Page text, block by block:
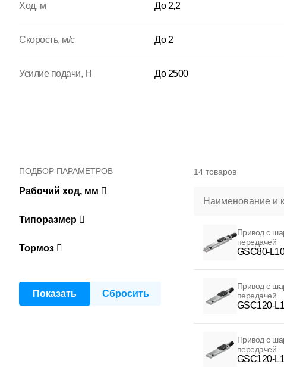
Ход, м До 2,2
Скорость, м/с До 2
Усилие подачи, Н До 2500
ПОДБОР ПАРАМЕТРОВ
Рабочий ход, мм
Типоразмер
Тормоз
14 товаров
Наименование и
Привод с
передачей
GSC80-
Привод с
передачей
GSC120-
Привод с
передачей
GSC120-